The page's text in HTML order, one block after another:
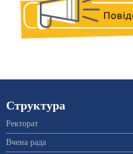
Структура
Ректорат
Вчена рада